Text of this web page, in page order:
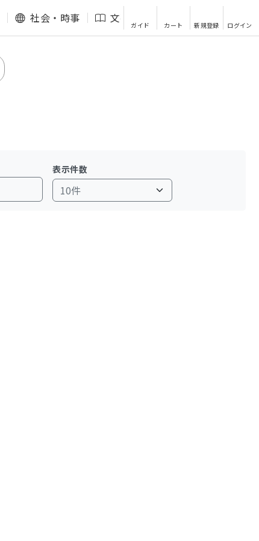
社会・時事 文芸・エッセイ
ガイド カート 新規登録 ログイン
表示件数